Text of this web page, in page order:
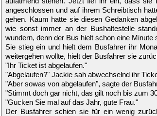
angeschlossen und auf ihrem Schreibtisch
gehen. Kaum hatte sie diesen Gedanken
wie sonst immer an der Bushaltestelle
wundern, denn der Bus hielt schon eine
Sie stieg ein und hielt dem Busfahrer ihr
weitergehen wollte, hielt der Busfahrer sie
"Ihr Ticket ist abgelaufen."
"Abgelaufen?" Jackie sah abwechselnd ihr
"Aber sowas von abgelaufen", sagte der
"Stimmt doch gar nicht, das gilt noch bis zum
"Gucken Sie mal auf das Jahr, gute Frau."
Der Busfahrer schien sie für ein wenig